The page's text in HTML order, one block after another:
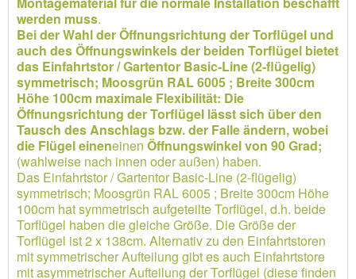
werden muss.
Bei der Wahl der Öffnungsrichtung der Torflügel und
auch des Öffnungswinkels der beiden Torflügel bietet
das Einfahrtstor / Gartentor Basic-Line (2-flügelig)
symmetrisch; Moosgrün RAL 6005 ; Breite 300cm
Höhe 100cm maximale Flexibilität: Die
Öffnungsrichtung der Torflügel lässt sich über den
Tausch des Anschlags bzw. der Falle ändern, wobei
die Flügel eineneinen Öffnungswinkel von 90 Grad;
(wahlweise nach innen oder außen) haben.
Das Einfahrtstor / Gartentor Basic-Line (2-flügelig)
symmetrisch; Moosgrün RAL 6005 ; Breite 300cm Höhe
100cm hat symmetrisch aufgeteilte Torflügel, d.h. beide
Torflügel haben die gleiche Größe. Die Größe der
Torflügel ist 2 x 138cm. Alternativ zu den Einfahrtstoren
mit symmetrischer Aufteilung gibt es auch Einfahrtstore
mit asymmetrischer Aufteilung der Torflügel (diese finden